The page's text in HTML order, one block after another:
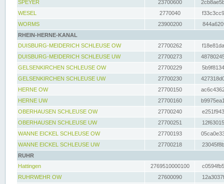
SPEYER
23700600
WESEL
2770040
WORMS
23900200
RHEIN-HERNE-KANAL
DUISBURG-MEIDERICH SCHLEUSE OW
27700262
DUISBURG-MEIDERICH SCHLEUSE UW
27700273
GELSENKIRCHEN SCHLEUSE OW
27700229
GELSENKIRCHEN SCHLEUSE UW
27700230
HERNE OW
27700150
HERNE UW
27700160
OBERHAUSEN SCHLEUSE OW
27700240
OBERHAUSEN SCHLEUSE UW
27700251
WANNE EICKEL SCHLEUSE OW
27700193
WANNE EICKEL SCHLEUSE UW
27700218
RUHR
Hattingen
2769510000100
RUHRWEHR OW
27600090